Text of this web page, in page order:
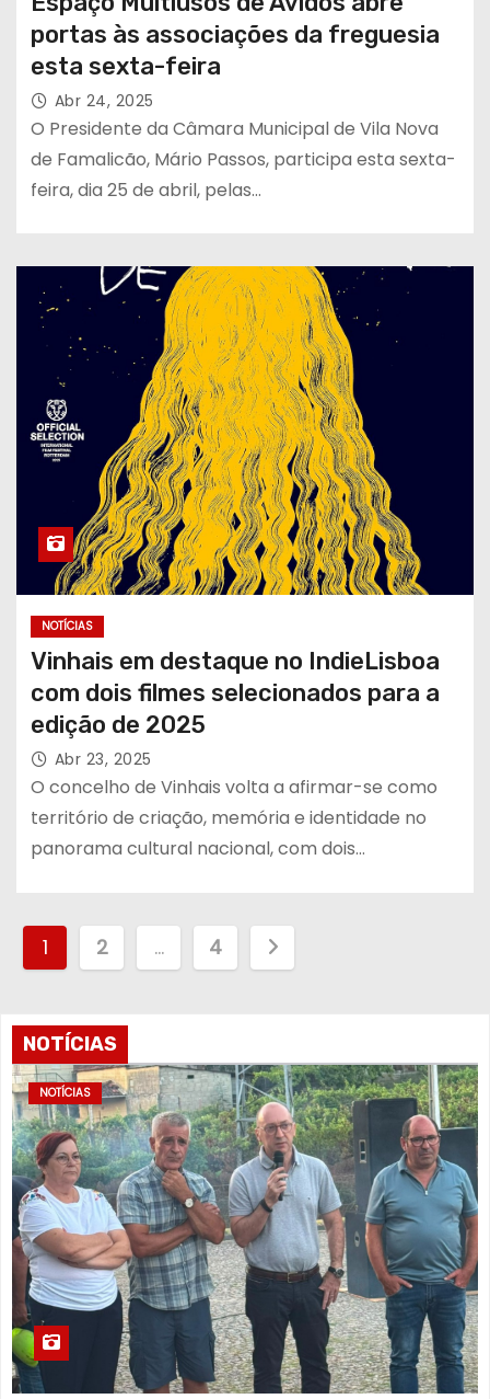
portas às associações da freguesia
esta sexta-feira
Abr 24, 2025
O Presidente da Câmara Municipal de Vila Nova
de Famalicão, Mário Passos, participa esta sexta-
feira, dia 25 de abril, pelas…
NOTÍCIAS
Vinhais em destaque no IndieLisboa
com dois filmes selecionados para a
edição de 2025
Abr 23, 2025
O concelho de Vinhais volta a afirmar-se como
território de criação, memória e identidade no
panorama cultural nacional, com dois…
g
i
n
a
ç
ã
o
d
1 2 … 4
NOTÍCIAS
NOTÍCIAS